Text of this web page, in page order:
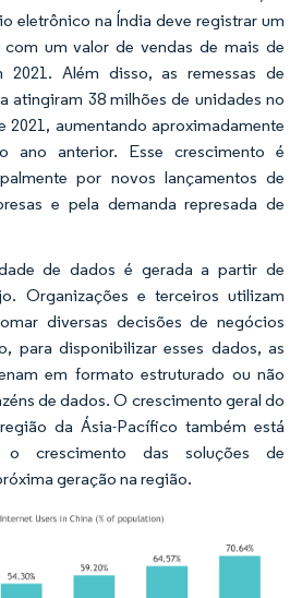
eletrônico na Índia deve registrar um
um valor de vendas de mais de
2021. Além disso, as remessas de
atingiram 38 milhões de unidades no
2021, aumentando aproximadamente
ano anterior. Esse crescimento é
por novos lançamentos de
e pela demanda represada de
de dados é gerada a partir de
Organizações e terceiros utilizam
diversas decisões de negócios
para disponibilizar esses dados, as
em formato estruturado ou não
de dados. O crescimento geral do
da Ásia-Pacífico também está
o crescimento das soluções de
geração na região.